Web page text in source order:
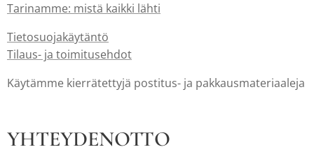
Tarinamme: mistä kaikki lähti
Tietosuojakäytäntö
Tilaus- ja toimitusehdot
Käytämme kierrätettyjä postitus- ja pakkausmateriaaleja
YHTEYDENOTTO